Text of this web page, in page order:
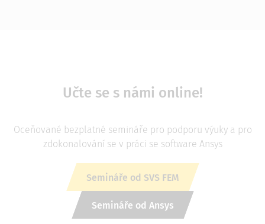
Učte se s námi online!
Oceňované bezplatné semináře pro podporu výuky a pro
zdokonalování se v práci se software Ansys
Semináře od SVS FEM
Semináře od Ansys